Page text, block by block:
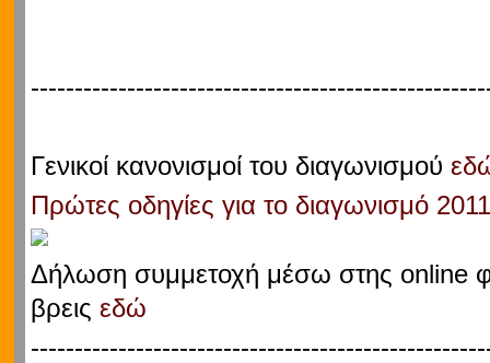
Γενικοί κανονισμοί του διαγωνισμού
Πρώτες οδηγίες για το διαγωνισμό 2011
Δήλωση συμμετοχή μέσω στης online
βρεις εδώ